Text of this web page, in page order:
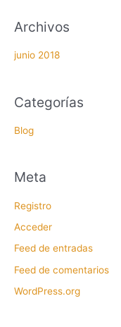
Archivos
junio 2018
Categorías
Blog
Meta
Registro
Acceder
Feed de entradas
Feed de comentarios
WordPress.org